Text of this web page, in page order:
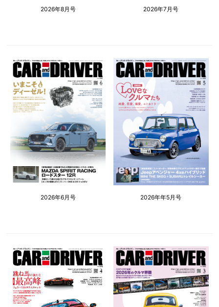
2026年8月号 2026年7月号
2026年6月号 2026年年5月号